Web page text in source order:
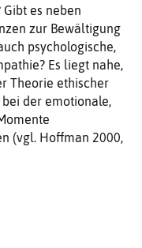
es neben
zur Bewältigung
psychologische,
Es liegt nahe,
Theorie ethischer
der emotionale,
(vgl. Hoffman 2000,